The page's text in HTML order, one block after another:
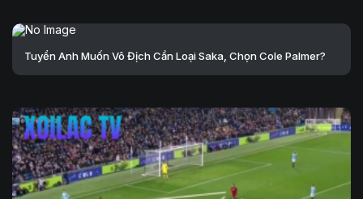
Tuyển Anh Muốn Vô Địch Cần Loại Saka, Chọn Cole Palmer?